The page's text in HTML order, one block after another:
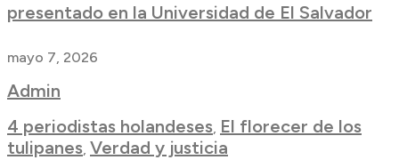
presentado en la Universidad de El Salvador
mayo 7, 2026
Admin
4 periodistas holandeses, El florecer de los
tulipanes, Verdad y justicia